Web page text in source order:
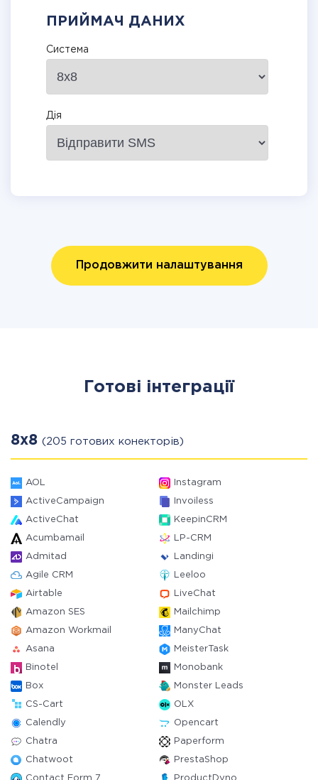
ПРИЙМАЧ ДАНИХ
Система
Дія
Продовжити налаштування
Готові інтеграції
8x8 (205 готових конекторів)
AOL Instagram
ActiveCampaign Invoiless
ActiveChat KeepinCRM
Acumbamail LP-CRM
Admitad Landingi
Agile CRM Leeloo
Airtable LiveChat
Amazon SES Mailchimp
Amazon Workmail ManyChat
Asana MeisterTask
Binotel Monobank
Box Monster Leads
CS-Cart OLX
Calendly Opencart
Chatra Paperform
Chatwoot PrestaShop
Contact Form 7 ProductDyno